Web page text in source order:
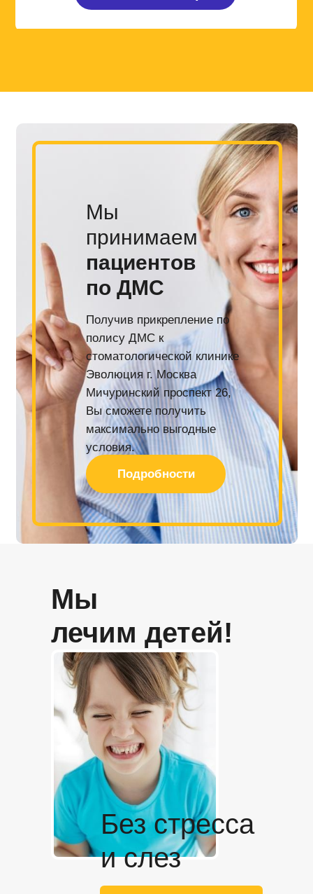
Мы
принимаем
пациентов
по ДМС
Получив прикрепление по
полису ДМС к
стоматологической клинике
Эволюция г. Москва
Мичуринский проспект 26,
Вы сможете получить
максимально выгодные
условия.
Подробности
Мы
лечим детей!
Без стресса
и слез